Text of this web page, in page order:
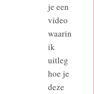
je een
video
waarin
ik
uitleg
hoe je
deze